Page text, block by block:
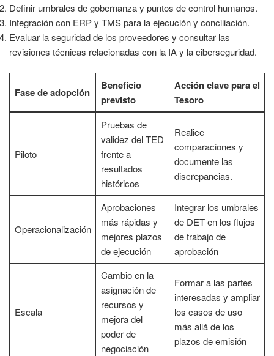
Definir umbrales de gobernanza y puntos de control humanos.
Integración con ERP y TMS para la ejecución y conciliación.
Evaluar la seguridad de los proveedores y consultar las
revisiones técnicas relacionadas con la IA y la ciberseguridad.
Fase de adopción
Beneficio
previsto
Acción clave para el
Tesoro
Piloto
Pruebas de
validez del TED
frente a
resultados
históricos
Realice
comparaciones y
documente las
discrepancias.
Operacionalización
Aprobaciones
más rápidas y
mejores plazos
de ejecución
Integrar los umbrales
de DET en los flujos
de trabajo de
aprobación
Escala
Cambio en la
asignación de
recursos y
mejora del
poder de
negociación
Formar a las partes
interesadas y ampliar
los casos de uso
más allá de los
plazos de emisión